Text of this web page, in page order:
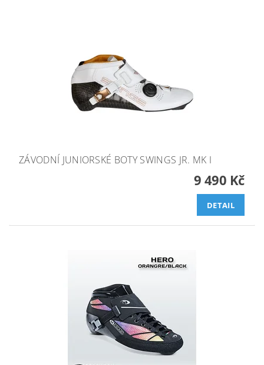
ZÁVODNÍ JUNIORSKÉ BOTY SWINGS JR. MK I
9 490 Kč
DETAIL